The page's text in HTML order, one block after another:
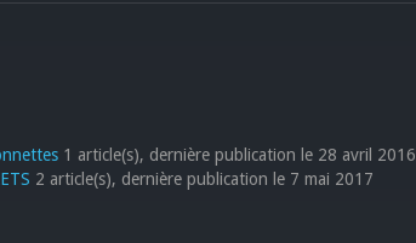
1 article(s), dernière publication le 28 avril 2016
2 article(s), dernière publication le 7 mai 2017